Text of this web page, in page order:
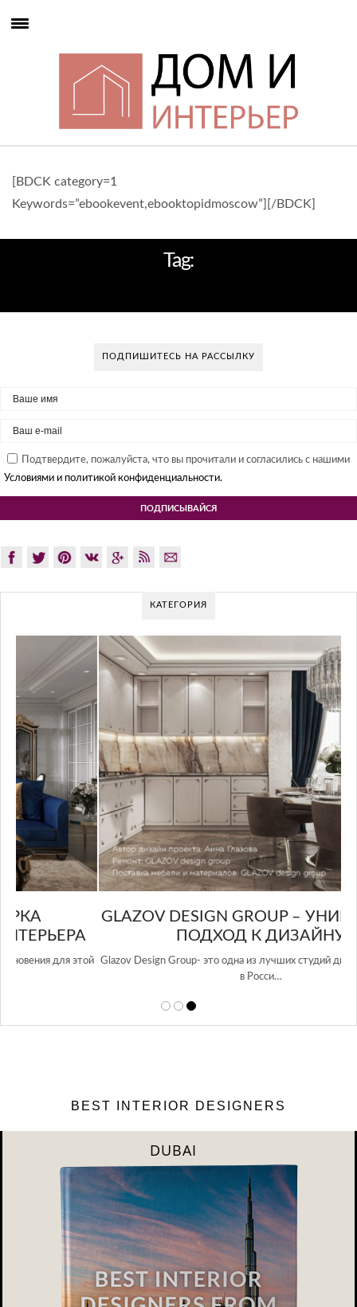
[BDCK category=1
Keywords=”ebookevent,ebooktopidmoscow”][/BDCK]
Tag:
ПОДПИШИТЕСЬ НА РАССЫЛКУ
Подтвердите, пожалуйста, что вы прочитали и согласились с нашими
Условиями и политикой конфиденциальности.
КАТЕГОРИЯ
GLAZOV DESIGN GROUP – УНИКАЛЬНЫЙ
ПОДХОД К ДИЗАЙНУ
Glazov Design Group- это одна из лучших студий дизайна интерьера
BEST INTERIOR DESIGNERS
DUBAI